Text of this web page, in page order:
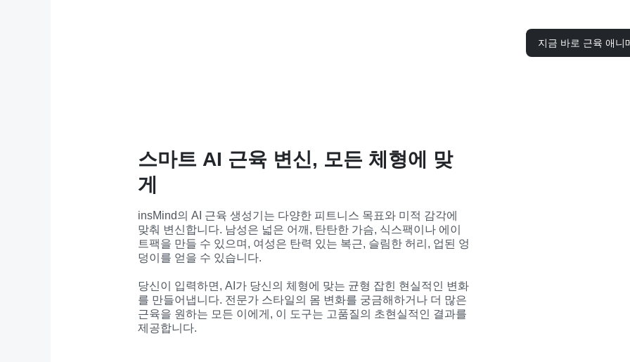
지금 바로 근육 애니
스마트 AI 근육 변신, 모든 체형에 맞
게
insMind의 AI 근육 생성기는 다양한 피트니스 목표와 미적 감각에
맞춰 변신합니다. 남성은 넓은 어깨, 탄탄한 가슴, 식스팩이나 에이
트팩을 만들 수 있으며, 여성은 탄력 있는 복근, 슬림한 허리, 업된 엉
덩이를 얻을 수 있습니다.
당신이 입력하면, AI가 당신의 체형에 맞는 균형 잡힌 현실적인 변화
를 만들어냅니다. 전문가 스타일의 몸 변화를 궁금해하거나 더 많은
근육을 원하는 모든 이에게, 이 도구는 고품질의 초현실적인 결과를
제공합니다.